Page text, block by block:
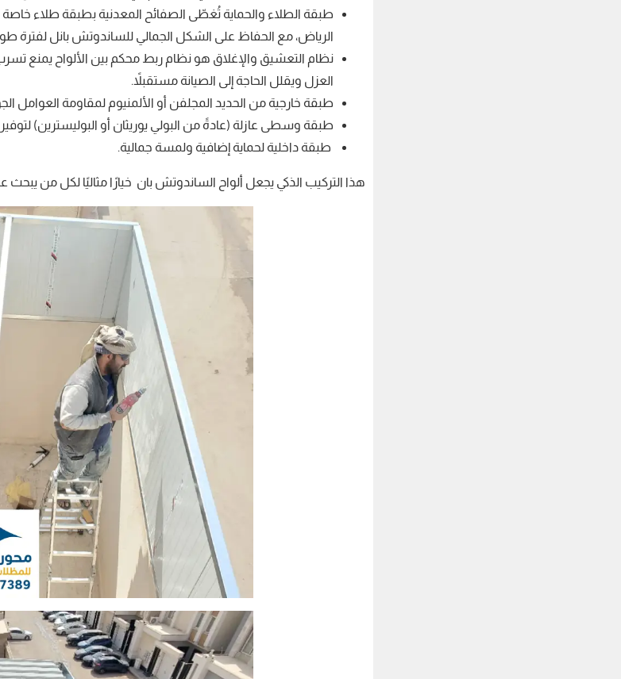
طبقة الطلاء والحماية تُغطّى الصفائح المعدنية بطبقة طلاء
الرياض، مع الحفاظ على الشكل الجمالي للساندوتش بانل لفترة
نظام التعشيق والإغلاق هو نظام ربط محكم بين الألواح يمنع
العزل ويقلل الحاجة إلى الصيانة مستقبلاً.
طبقة خارجية من الحديد المجلفن أو الألمنيوم لمقاومة العوامل
طبقة وسطى عازلة (عادةً من البولي يوريثان أو البوليسترين)
طبقة داخلية لحماية إضافية ولمسة جمالية.
هذا التركيب الذكي يجعل ألواح الساندوتش بان خيارًا مثاليًا لكل من يبحث